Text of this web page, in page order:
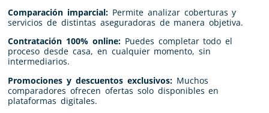
Comparación imparcial:Permite analizar coberturas y
servicios de distintas aseguradoras de manera objetiva.
Contratación 100% online:Puedes completar todo el
proceso desde casa, en cualquier momento, sin
intermediarios.
Promociones y descuentos exclusivos:Muchos
comparadores ofrecen ofertas solo disponibles en
plataformas digitales.